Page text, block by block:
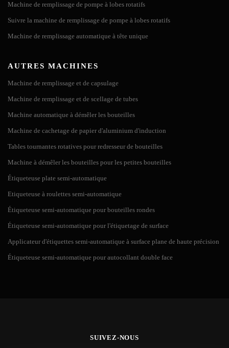
Le régulateur de vitesse peut ajuster la vitesse d'étiquetage en fonction
Étiqueteuse de table automatique pour bouteilles
principalement utilisée pour appliquer des étiquettes auto-adhésives
bouteilles en verre, les bouteilles de vin ou les flacons. C'est une
étiqueteuse automatique mais petite qui prendra très peu de place. Si
Machine de remplissage de pompe à lobes rotatifs
Suivre la machine de remplissage de pompe à lobes rotatifs
Machine de remplissage automatique à tête unique
AUTRES MACHINES
Machine de remplissage et de capsulage
Machine de remplissage et de scellage de tubes
Machine automatique à démêler les bouteilles
Machine de cachetage de papier d'aluminium d'induction
Tables tournantes rotatives pour redresseur de bouteilles
Machine à démêler les bouteilles pour les petites bouteilles
Étiqueteuse plate semi-automatique
Etiqueteuse à roulettes semi-automatique
Étiqueteuse semi-automatique pour bouteilles rondes
Étiqueteuse semi-automatique pour l'étiquetage de surface
Applicateur d'étiquettes semi-automatique à surface plane de haute précision
Étiqueteuse semi-automatique pour autocollant double face
SUIVEZ-NOUS